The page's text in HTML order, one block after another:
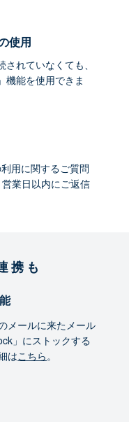
使用
れていなくても、
機能を使用できま
用に関するご質問
業日以内にご返信
携も
メールに来たメール
」にストックする
はこちら。